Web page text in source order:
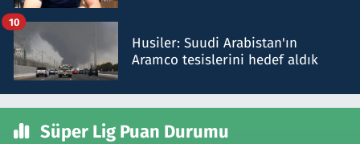
Husiler: Suudi Arabistan'ın
Aramco tesislerini hedef aldık
10
Süper Lig Puan Durumu